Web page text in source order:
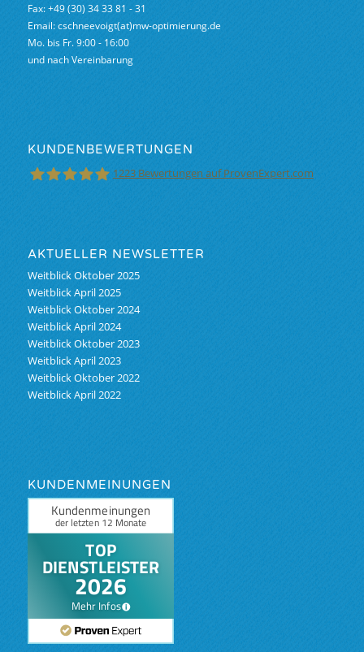
Fax: +49 (30) 34 33 81 - 31
Email: cschneevoigt(at)mw-optimierung.de
Mo. bis Fr. 9:00 - 16:00
und nach Vereinbarung
KUNDENBEWERTUNGEN
1223Bewertungen auf ProvenExpert.com
AKTUELLER NEWSLETTER
Weitblick Oktober 2025
Weitblick April 2025
Weitblick Oktober 2024
Weitblick April 2024
Weitblick Oktober 2023
Weitblick April 2023
Weitblick Oktober 2022
Weitblick April 2022
KUNDENMEINUNGEN